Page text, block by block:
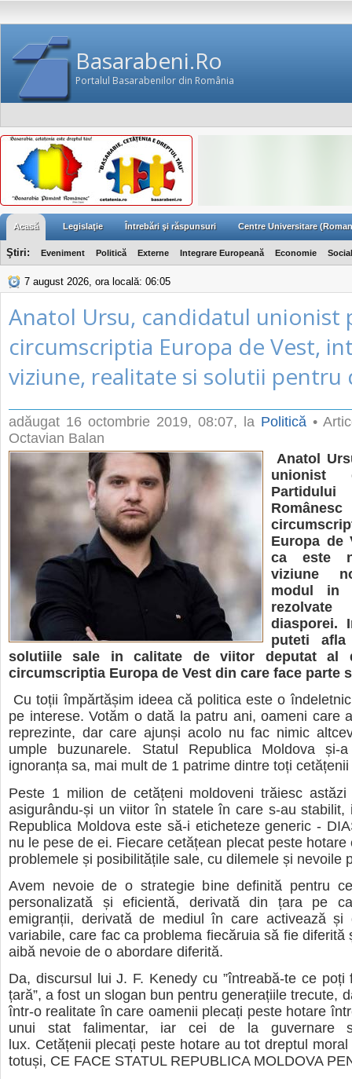
Basarabeni.Ro
Portalul Basarabenilor din România
Acasă Legislaţie Întrebări şi răspunsuri Centre Universitare
Ştiri: Eveniment Politică Externe Integrare Europeană Economie Social
7 august 2026, ora locală: 06:05
Anatol Ursu, candidatul unionist
circumscriptia Europa de Vest,
viziune, realitate si solutii pentru
adăugat 16 octombrie 2019, 08:07, la Politică •
Octavian Balan
Anatol
unionist
Europa de
ca este
viziune
modul in
rezolvate
diasporei.
puteti
solutiile sale in calitate de viitor deputat al
circumscriptia Europa de Vest din care face parte
Cu toții împărtășim ideea că politica este o
pe interese. Votăm o dată la patru ani, oameni care
reprezinte, dar care ajunși acolo nu fac nimic
umple buzunarele. Statul Republica Moldova și-
ignoranța sa, mai mult de 1 patrime dintre toți cetățenii
Peste 1 milion de cetățeni moldoveni trăiesc astăzi
asigurându-și un viitor în statele în care s-au stabilit,
Republica Moldova este să-i eticheteze generic -
nu le pese de ei. Fiecare cetățean plecat peste hotare
problemele și posibilitățile sale, cu dilemele și nevoile
Avem nevoie de o strategie bine definită pentru
personalizată și eficientă, derivată din țara pe
emigranții, derivată de mediul în care activează și
variabile, care fac ca problema fiecăruia să fie diferită
aibă nevoie de o abordare diferită.
Da, discursul lui J. F. Kenedy cu ”întreabă-te ce poți
țară”, a fost un slogan bun pentru generațiile trecute,
într-o realitate în care oamenii plecați peste hotare
unui stat falimentar, iar cei de la guvernare
lux. Cetățenii plecați peste hotare au tot dreptul
totuși, CE FACE STATUL REPUBLICA MOLDOVA